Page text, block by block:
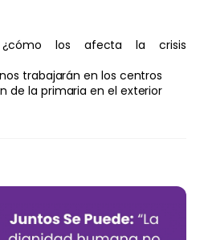
¿cómo los afecta la crisis
trabajarán en los centros
de la primaria en el exterior